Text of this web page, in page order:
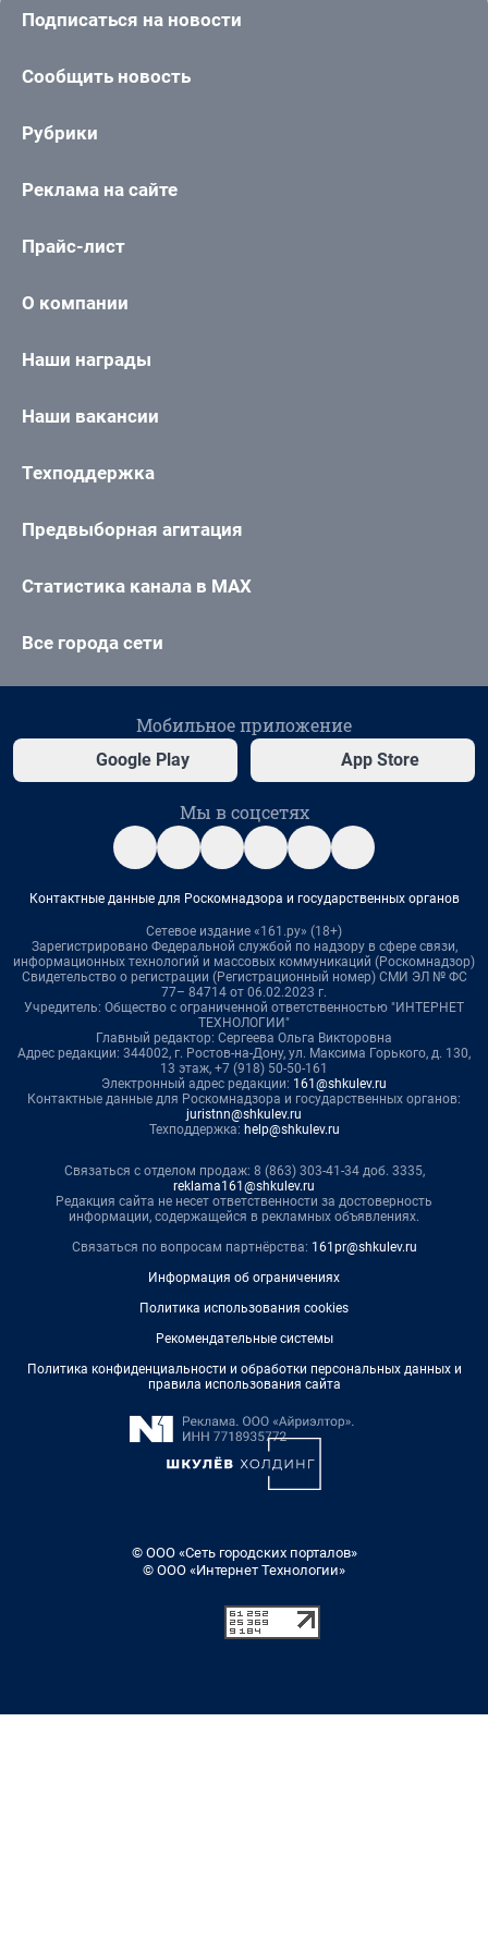
Подписаться на новости
Сообщить новость
Рубрики
Реклама на сайте
Прайс-лист
О компании
Наши награды
Наши вакансии
Техподдержка
Предвыборная агитация
Статистика канала в MAX
Все города сети
Мобильное приложение
Google Play App Store
Мы в соцсетях
Контактные данные для Роскомнадзора и государственных органов
Сетевое издание «161.ру» (18+)
Зарегистрировано Федеральной службой по надзору в сфере связи,
информационных технологий и массовых коммуникаций (Роскомнадзор)
Свидетельство о регистрации (Регистрационный номер) СМИ ЭЛ № ФС
77– 84714 от 06.02.2023 г.
Учредитель: Общество с ограниченной ответственностью "ИНТЕРНЕТ
ТЕХНОЛОГИИ"
Главный редактор: Сергеева Ольга Викторовна
Адрес редакции: 344002, г. Ростов-на-Дону, ул. Максима Горького, д. 130,
13 этаж, +7 (918) 50-50-161
Электронный адрес редакции: 161@shkulev.ru
Контактные данные для Роскомнадзора и государственных органов:
juristnn@shkulev.ru
Техподдержка: help@shkulev.ru
Связаться с отделом продаж: 8 (863) 303-41-34 доб. 3335,
reklama161@shkulev.ru
Редакция сайта не несет ответственности за достоверность
информации, содержащейся в рекламных объявлениях.
Связаться по вопросам партнёрства: 161pr@shkulev.ru
Информация об ограничениях
Политика использования cookies
Рекомендательные системы
Политика конфиденциальности и обработки персональных данных и
правила использования сайта
© ООО «Сеть городских порталов»
© ООО «Интернет Технологии»